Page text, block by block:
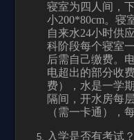
寝室为四人间，
小200*80cm。寝
自来水24小时供
科阶段每个寝室
后需自己缴费。
电超出的部分收
费），水是一学
隔间，开水房每
（需一卡通），
入学是否有考试？